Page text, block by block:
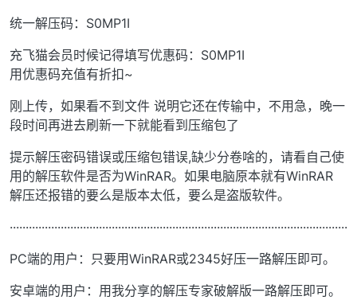
统一解压码：S0MP1I
充飞猫会员时候记得填写优惠码：S0MP1I
用优惠码充值有折扣~
刚上传，如果看不到文件 说明它还在传输中，不用急，晚一
段时间再进去刷新一下就能看到压缩包了
提示解压密码错误或压缩包错误,缺少分卷啥的，请看自己使
用的解压软件是否为WinRAR。如果电脑原本就有WinRAR
解压还报错的要么是版本太低，要么是盗版软件。
··········································································································
PC端的用户：只要用WinRAR或2345好压一路解压即可。
安卓端的用户：用我分享的解压专家破解版一路解压即可。